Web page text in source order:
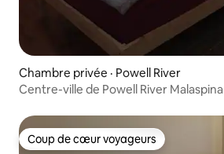
Chambre privée · Powell River
Centre-ville de Powell River Malaspina
Coup de cœur voyageurs
Coup de cœur voyageurs